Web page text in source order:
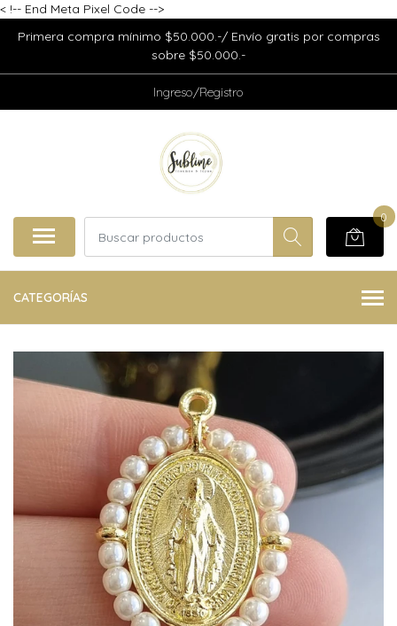
< !-- End Meta Pixel Code -->
Primera compra mínimo $50.000.-/ Envío gratis por compras
sobre $50.000.-
Ingreso/Registro
0
CATEGORÍAS